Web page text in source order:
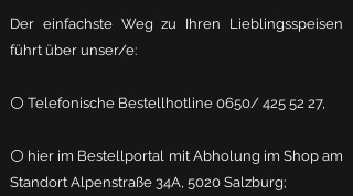
Der einfachste Weg zu Ihren Lieblingsspeisen
führt über unser/e:
⚪️ Telefonische Bestellhotline 0650/ 425 52 27,
⚪️ hier im Bestellportal mit Abholung im Shop am
Standort Alpenstraße 34A, 5020 Salzburg;